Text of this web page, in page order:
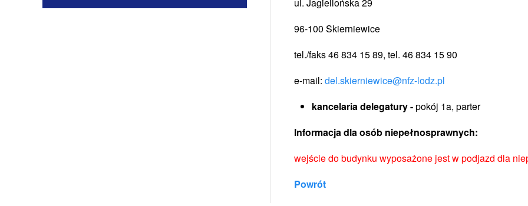
96-100 Skierniewice
tel./faks 46 834 15 89, tel. 46 834 15 90
e-mail: del.skierniewice@nfz-lodz.pl
kancelaria delegatury -pokój 1a, parter
Informacja dla osób niepełnosprawnych:
wejście do budynku wyposażone jest w podjazd dla
Powrót